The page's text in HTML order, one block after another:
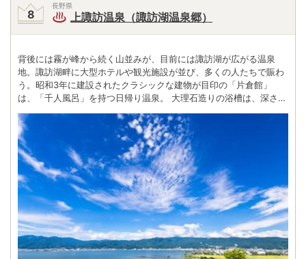
長野県
上諏訪温泉（諏訪湖温泉郷）
背後には霧が峰から続く山並みが、目前には諏訪湖が広がる温泉
地。諏訪湖畔に大型ホテルや観光施設が並び、多くの人たちで賑わ
う。昭和3年に建設されたクラシックな建物が目印の「片倉館」
は、「千人風呂」を持つ日帰り温泉。 大理石造りの浴槽は、深さ約
1.2mの立って浸かる珍しい温泉。底に玉砂利が敷き詰められてお
り、足の裏を程よく刺激してくれる。一方、湖より少し中に入れば
平安時代の文献にも出てくる諏訪大社に、昔ながらの造り酒屋や味
噌蔵が静かに佇む情緒たっぷりの街並み。 湖畔めぐりに歴史散策の
後は、豊富な天然温泉とワカサギに代表される諏訪湖名物の淡水魚
で旅情緒を満喫したい。